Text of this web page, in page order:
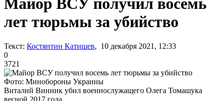
Майор ВСУ получил восемь
лет тюрьмы за убийство
Текст: Костянтин Катишев, 10 декабря 2021, 12:33
0
3721
Фото: Минобороны Украины
Виталий Винник убил военнослужащего Олега Томашука
весной 2017 года